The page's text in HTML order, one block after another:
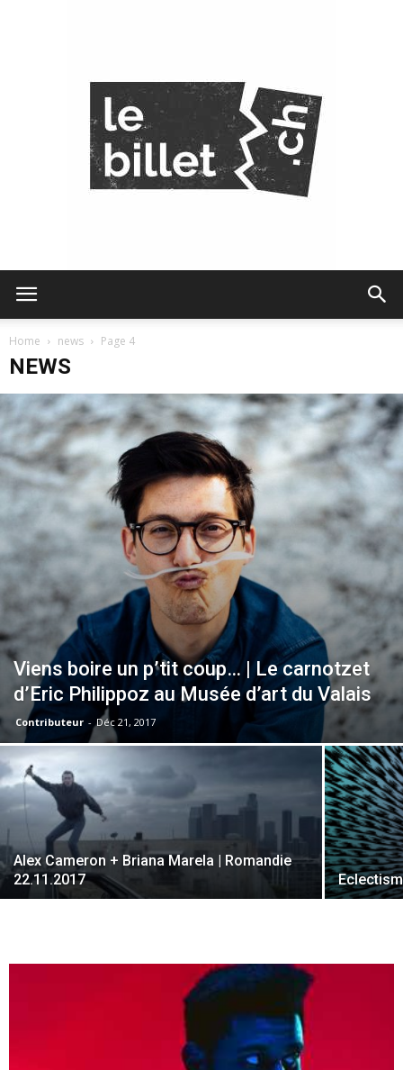
Billet
–
webzine
culturel
musique
Home news Page 4
NEWS
Viens boire un p’tit coup… | Le carnotzet
d’Eric Philippoz au Musée d’art du Valais
Contributeur - Déc 21, 2017
Alex Cameron + Briana Marela | Romandie
22.11.2017